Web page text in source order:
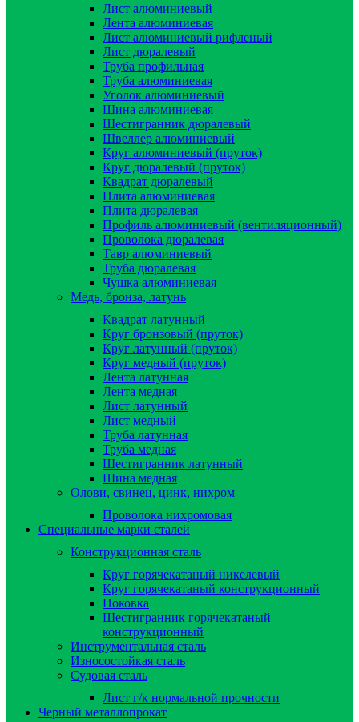
Лист алюминиевый
Лента алюминиевая
Лист алюминиевый рифленый
Лист дюралевый
Труба профильная
Труба алюминиевая
Уголок алюминиевый
Шина алюминиевая
Шестигранник дюралевый
Швеллер алюминиевый
Круг алюминиевый (пруток)
Круг дюралевый (пруток)
Квадрат дюралевый
Плита алюминиевая
Плита дюралевая
Профиль алюминиевый (вентиляционный)
Проволока дюралевая
Тавр алюминиевый
Труба дюралевая
Чушка алюминиевая
Медь, бронза, латунь
Квадрат латунный
Круг бронзовый (пруток)
Круг латунный (пруток)
Круг медный (пруток)
Лента латунная
Лента медная
Лист латунный
Лист медный
Труба латунная
Труба медная
Шестигранник латунный
Шина медная
Олови, свинец, цинк, нихром
Проволока нихромовая
Специальные марки сталей
Конструкционная сталь
Круг горячекатаный никелевый
Круг горячекатаный конструкционный
Поковка
Шестигранник горячекатаный
конструкционный
Инструментальная сталь
Износостойкая сталь
Судовая сталь
Лист г/к нормальной прочности
Черный металлопрокат